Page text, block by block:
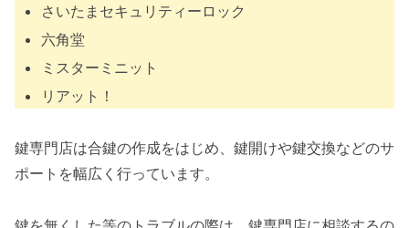
さいたまセキュリティーロック
六角堂
ミスターミニット
リアット！
鍵専門店は合鍵の作成をはじめ、鍵開けや鍵交換などのサ
ポートを幅広く行っています。